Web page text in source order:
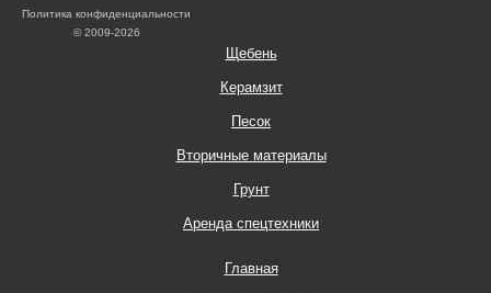
Политика конфиденциальности
© 2009-2026
Щебень
Керамзит
Песок
Вторичные материалы
Грунт
Аренда спецтехники
Главная